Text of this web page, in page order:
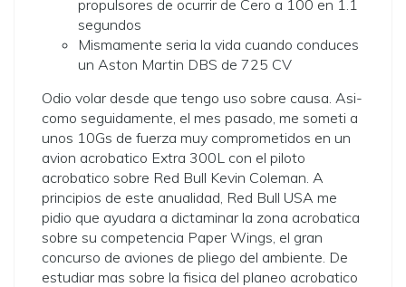
propulsores de ocurrir de Cero a 100 en 1.1
segundos
Mismamente seri­a la vida cuando conduces
un Aston Martin DBS de 725 CV
Odio volar desde que tengo uso sobre causa. Asi­
como seguidamente, el mes pasado, me someti a
unos 10Gs de fuerza muy comprometidos en un
avion acrobatico Extra 300L con el piloto
acrobatico sobre Red Bull Kevin Coleman. A
principios de este anualidad, Red Bull USA me
pidio que ayudara a dictaminar la zona acrobatica
sobre su competencia Paper Wings, el gran
concurso de aviones de pliego del ambiente. De
estudiar mas sobre la fisica del planeo acrobatico